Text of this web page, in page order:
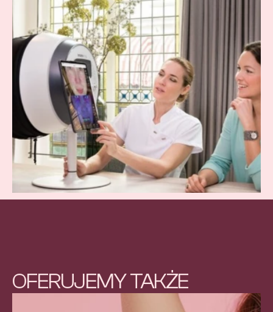
OFERUJEMY TAKŻE